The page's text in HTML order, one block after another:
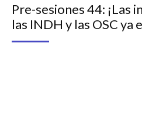
Pre-sesiones 44: ¡Las
las INDH y las OSC ya